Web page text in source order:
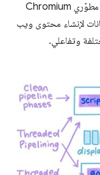
ثماني سنوات، ويمثّل العمل الجماعي للعديد من مطوّري Chromium
لإنشاء محتوى ويب
وتفاعلي.